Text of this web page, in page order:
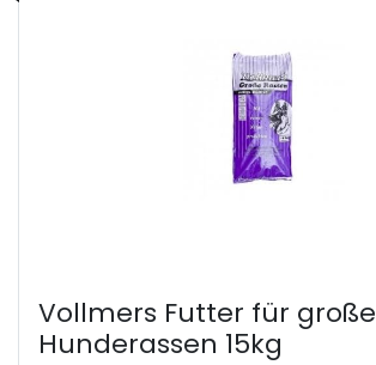
Vollmers Futter für große
Hunderassen 15kg